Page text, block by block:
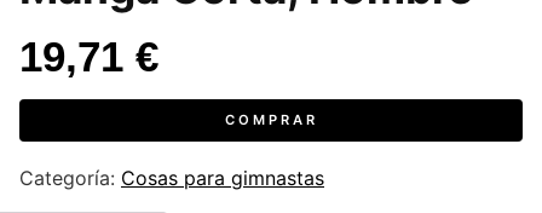
19,71 €
COMPRAR
Categoría: Cosas para gimnastas